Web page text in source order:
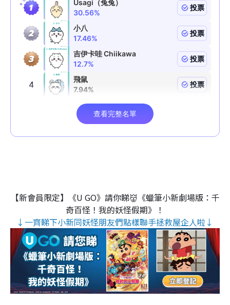
【新會員限定】《U GO》請你睇👹《蠟筆小新劇場版：千
奇百怪！我的妖怪假期》！
↓一齊睇下小新同妖怪朋友們點樣聯手拯救屋企人啦↓